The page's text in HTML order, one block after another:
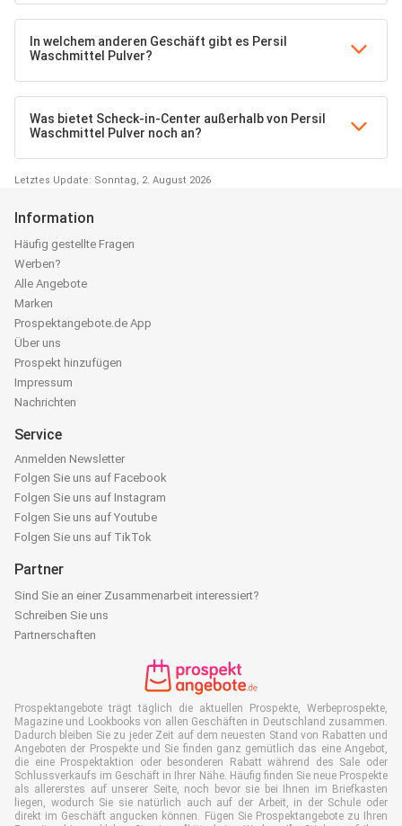
In welchem anderen Geschäft gibt es Persil
Waschmittel Pulver?
Was bietet Scheck-in-Center außerhalb von Persil
Waschmittel Pulver noch an?
Letztes Update: Sonntag, 2. August 2026
Information
Häufig gestellte Fragen
Werben?
Alle Angebote
Marken
Prospektangebote.de App
Über uns
Prospekt hinzufügen
Impressum
Nachrichten
Service
Anmelden Newsletter
Folgen Sie uns auf Facebook
Folgen Sie uns auf Instagram
Folgen Sie uns auf Youtube
Folgen Sie uns auf TikTok
Partner
Sind Sie an einer Zusammenarbeit interessiert?
Schreiben Sie uns
Partnerschaften
Prospektangebote trägt täglich die aktuellen Prospekte, Werbeprospekte,
Magazine und Lookbooks von allen Geschäften in Deutschland zusammen.
Dadurch bleiben Sie zu jeder Zeit auf dem neuesten Stand von Rabatten und
Angeboten der Prospekte und Sie finden ganz gemütlich das eine Angebot,
die eine Prospektaktion oder besonderen Rabatt während des Sale oder
Schlussverkaufs im Geschäft in Ihrer Nähe. Häufig finden Sie neue Prospekte
als allererstes auf unserer Seite, noch bevor sie bei Ihnen im Briefkasten
liegen, wodurch Sie sie natürlich auch auf der Arbeit, in der Schule oder
direkt im Geschäft angucken können. Fügen Sie Prospektangebote zu Ihren